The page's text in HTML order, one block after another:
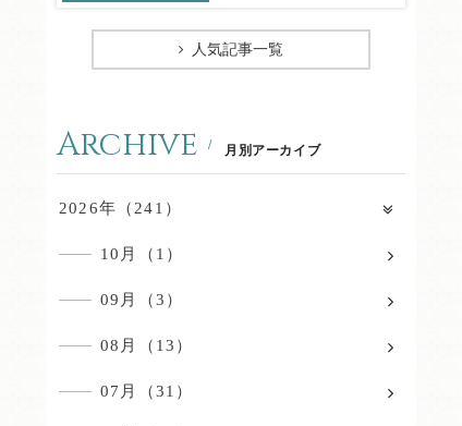
人気記事一覧
Archive 月別アーカイブ
2026年（241）
10月（1）
09月（3）
08月（13）
07月（31）